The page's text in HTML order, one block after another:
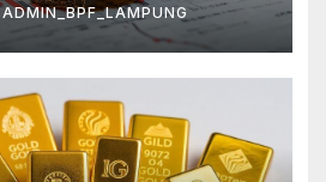
ADMIN_BPF_LAMPUNG